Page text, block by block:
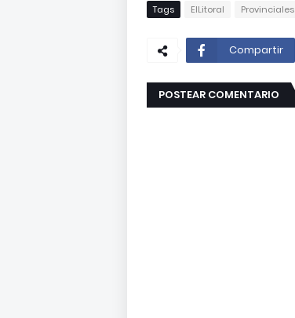
Tags ElLitoral Provinciales
Compartir
POSTEAR COMENTARIO